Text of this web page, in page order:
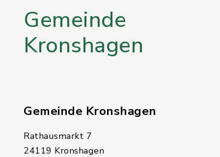
Gemeinde
Kronshagen
Gemeinde Kronshagen
Rathausmarkt 7
24119 Kronshagen